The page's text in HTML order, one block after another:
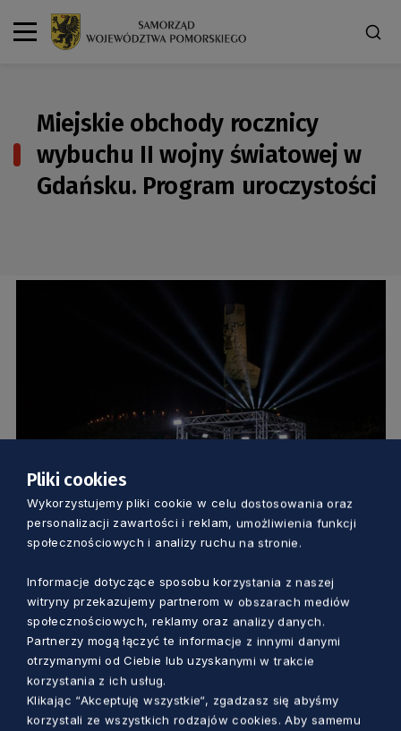
Miejskie obchody rocznicy
wybuchu II wojny światowej w
Gdańsku. Program uroczystości
KULTURA
Miejskie obchody rocznicy wybuchu II
uroczystości
5 lat temu
Pliki cookies
Wykorzystujemy pliki cookie w celu dostosowania oraz
personalizacji zawartości i reklam, umożliwienia funkcji
społecznościowych i analizy ruchu na stronie.
Informacje dotyczące sposobu korzystania z naszej
witryny przekazujemy partnerom w obszarach mediów
społecznościowych, reklamy oraz analizy danych.
Partnerzy mogą łączyć te informacje z innymi danymi
otrzymanymi od Ciebie lub uzyskanymi w trakcie
korzystania z ich usług.
Klikając “Akceptuję wszystkie“, zgadzasz się abyśmy
korzystali ze wszystkich rodzajów cookies. Aby samemu